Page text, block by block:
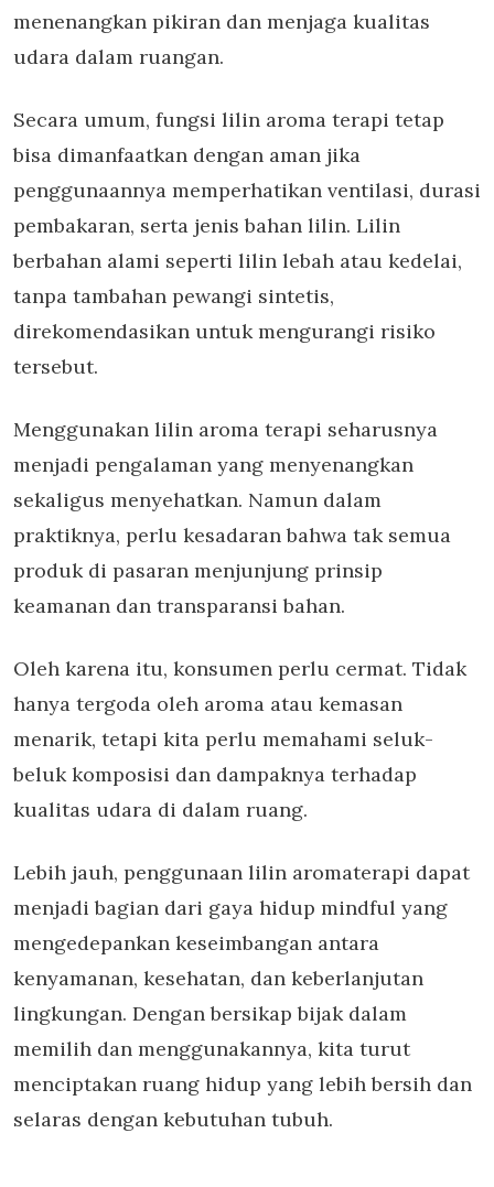
menenangkan pikiran dan menjaga kualitas
udara dalam ruangan.
Secara umum, fungsi lilin aroma terapi tetap
bisa dimanfaatkan dengan aman jika
penggunaannya memperhatikan ventilasi, durasi
pembakaran, serta jenis bahan lilin. Lilin
berbahan alami seperti lilin lebah atau kedelai,
tanpa tambahan pewangi sintetis,
direkomendasikan untuk mengurangi risiko
tersebut.
Menggunakan lilin aroma terapi seharusnya
menjadi pengalaman yang menyenangkan
sekaligus menyehatkan. Namun dalam
praktiknya, perlu kesadaran bahwa tak semua
produk di pasaran menjunjung prinsip
keamanan dan transparansi bahan.
Oleh karena itu, konsumen perlu cermat. Tidak
hanya tergoda oleh aroma atau kemasan
menarik, tetapi kita perlu memahami seluk-
beluk komposisi dan dampaknya terhadap
kualitas udara di dalam ruang.
Lebih jauh, penggunaan lilin aromaterapi dapat
menjadi bagian dari gaya hidup mindful yang
mengedepankan keseimbangan antara
kenyamanan, kesehatan, dan keberlanjutan
lingkungan. Dengan bersikap bijak dalam
memilih dan menggunakannya, kita turut
menciptakan ruang hidup yang lebih bersih dan
selaras dengan kebutuhan tubuh.